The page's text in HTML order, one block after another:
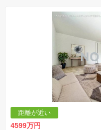
距離が近い
4599万円